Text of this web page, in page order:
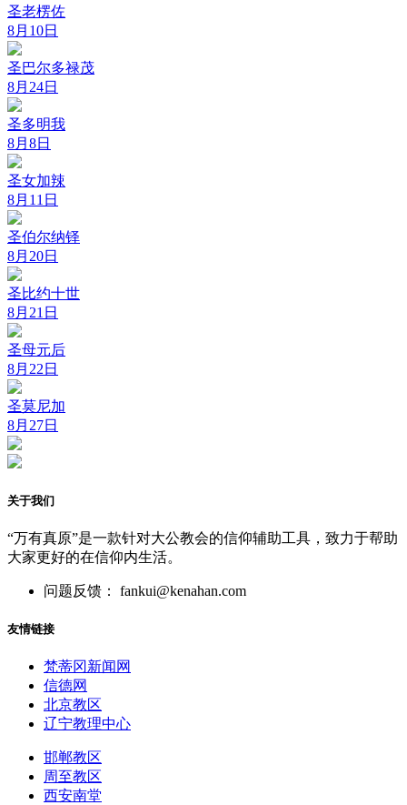
圣老楞佐
8月10日
圣巴尔多禄茂
8月24日
圣多明我
8月8日
圣女加辣
8月11日
圣伯尔纳铎
8月20日
圣比约十世
8月21日
圣母元后
8月22日
圣莫尼加
8月27日
关于我们
“万有真原”是一款针对大公教会的信仰辅助工具，致力于帮助
大家更好的在信仰内生活。
问题反馈： fankui@kenahan.com
友情链接
梵蒂冈新闻网
信德网
北京教区
辽宁教理中心
邯郸教区
周至教区
西安南堂